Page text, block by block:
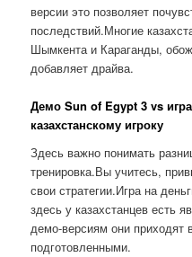
версии это позволяет
последствий.Многие
Шымкента и Караганды,
добавляет драйва.
Демо Sun of Egypt 3 vs
казахстанскому игроку
Здесь важно понимать
тренировка.Вы учитесь,
свои стратегии.Игра на
здесь у казахстанцев есть
демо-версиям они приходят
подготовленными.